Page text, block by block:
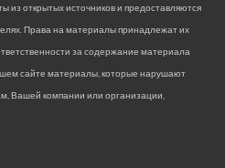
из открытых источников и предоставляются
Права на материалы принадлежат их
за содержание материала
сайте материалы, которые нарушают
Вашей компании или организации,